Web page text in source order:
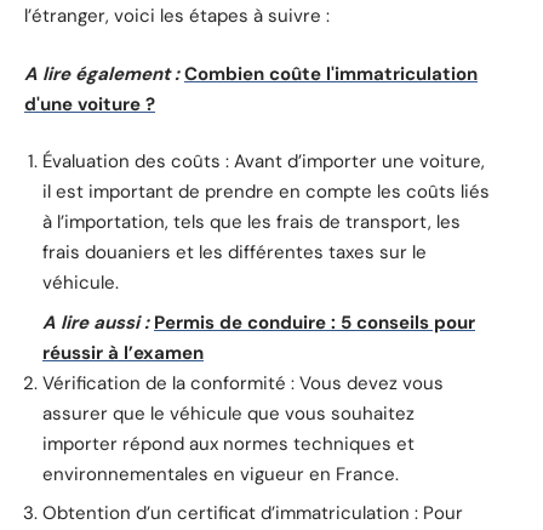
l’étranger, voici les étapes à suivre :
A lire également : Combien coûte l'immatriculation
d'une voiture ?
Évaluation des coûts : Avant d’importer une voiture,
il est important de prendre en compte les coûts liés
à l’importation, tels que les frais de transport, les
frais douaniers et les différentes taxes sur le
véhicule.
A lire aussi : Permis de conduire : 5 conseils pour
réussir à l’examen
Vérification de la conformité : Vous devez vous
assurer que le véhicule que vous souhaitez
importer répond aux normes techniques et
environnementales en vigueur en France.
Obtention d’un certificat d’immatriculation : Pour